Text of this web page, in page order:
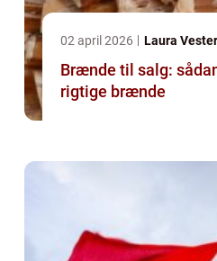
02 april 2026 Laura
Brænde til salg:
rigtige brænde